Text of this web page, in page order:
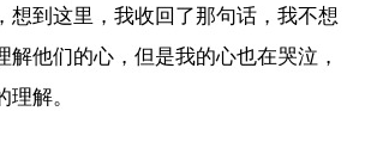
想到这里，我收回了那句话，我不想
解他们的心，但是我的心也在哭泣，
解。